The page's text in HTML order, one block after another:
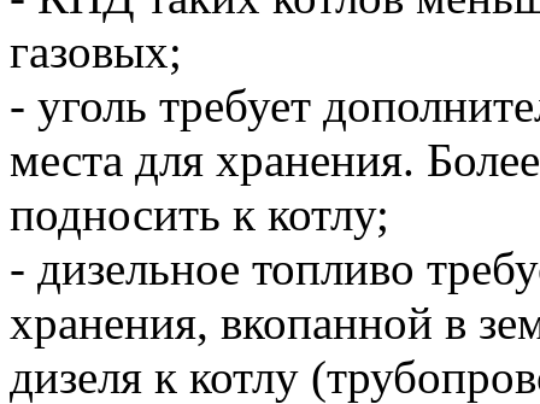
газовых;
- уголь требует
места для хранения.
подносить к котлу;
- дизельное топливо
хранения, вкопанной в
дизеля к котлу